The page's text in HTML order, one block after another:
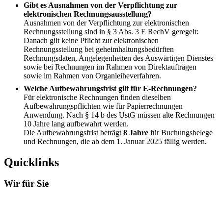
Gibt es Ausnahmen von der Verpflichtung zur
elektronischen Rechnungsausstellung?
Ausnahmen von der Verpflichtung zur elektronischen
Rechnungsstellung sind in § 3 Abs. 3 E RechV geregelt:
Danach gilt keine Pflicht zur elektronischen
Rechnungsstellung bei geheimhaltungsbedürften
Rechnungsdaten, Angelegenheiten des Auswärtigen Dienstes
sowie bei Rechnungen im Rahmen von Direktaufträgen
sowie im Rahmen von Organleiheverfahren.
Welche Aufbewahrungsfrist gilt für E-Rechnungen?
Für elektronische Rechnungen finden dieselben
Aufbewahrungspflichten wie für Papierrechnungen
Anwendung. Nach § 14 b des UstG müssen alte Rechnungen
10 Jahre lang aufbewahrt werden.
Die Aufbewahrungsfrist beträgt 8 Jahre für Buchungsbelege
und Rechnungen, die ab dem 1. Januar 2025 fällig werden.
Quicklinks
Wir für Sie